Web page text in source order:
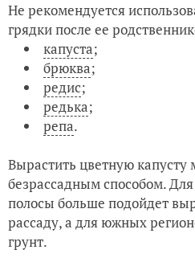
Не рекомендуется
грядки после ее
капуста;
брюква;
редис;
редька;
репа.
Вырастить цветную
безрассадным способом.
полосы больше подойдет
рассаду, а для южных
грунт.